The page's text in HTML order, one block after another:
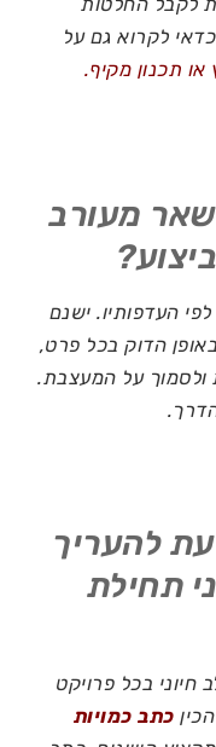
לקרוא גם על
תכנון מקיף.
מעורב
העדפותיו. ישנם
הדוק בכל פרט,
ולסמוך על המעצבת.
להעריך
תחילת
בכל פרויקט
כתב כמויות